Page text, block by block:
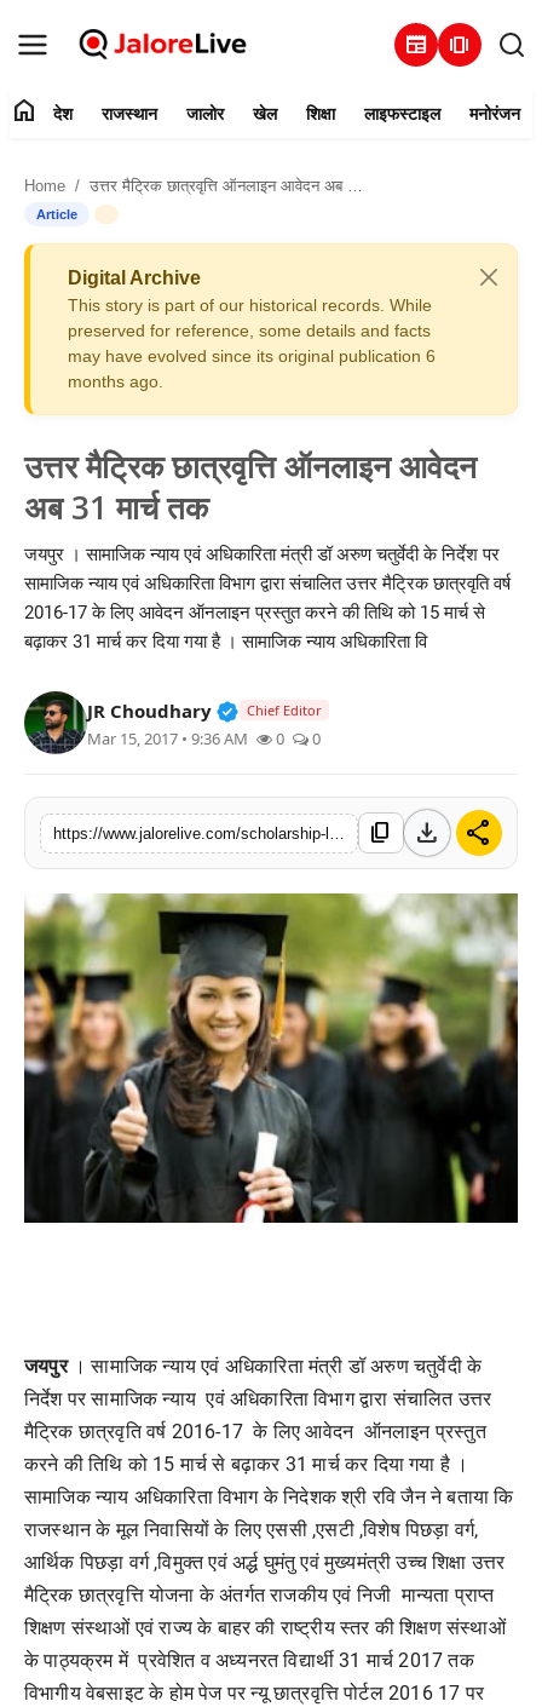
newspaper amp_stories
संपर्क करें
राजस्थान
खेल
शिक्षा
लाइफस्टाइल
मनोरंजन
तकनीक
विशेष
बिज़नेस
home देश राजस्थान जालोर खेल शिक्षा लाइफस्टाइल मनोरंजन
Home उत्तर मैट्रिक छात्रवृत्ति ऑनलाइन आवेदन अब 31 मार्च तक
Article
Digital Archive
This story is part of our historical records. While
preserved for reference, some details and facts
may have evolved since its original publication 6
months ago.
उत्तर मैट्रिक छात्रवृत्ति ऑनलाइन आवेदन
अब 31 मार्च तक
जयपुर । सामाजिक न्याय एवं अधिकारिता मंत्री डॉ अरुण चतुर्वेदी के निर्देश पर
सामाजिक न्याय एवं अधिकारिता विभाग द्वारा संचालित उत्तर मैट्रिक छात्रवृति वर्ष
2016-17 के लिए आवेदन ऑनलाइन प्रस्तुत करने की तिथि को 15 मार्च से
बढ़ाकर 31 मार्च कर दिया गया है । सामाजिक न्याय अधिकारिता वि
JR Choudhary Verified Public Figure • 30 Mar,
Chief Editor
Mar 15, 2017 • 9:36 AM 0 0
content_copy download share
जयपुर । सामाजिक न्याय एवं अधिकारिता मंत्री डॉ अरुण चतुर्वेदी के
निर्देश पर सामाजिक न्याय एवं अधिकारिता विभाग द्वारा संचालित उत्तर
मैट्रिक छात्रवृति वर्ष 2016-17 के लिए आवेदन ऑनलाइन प्रस्तुत
करने की तिथि को 15 मार्च से बढ़ाकर 31 मार्च कर दिया गया है ।
सामाजिक न्याय अधिकारिता विभाग के निदेशक श्री रवि जैन ने बताया कि
राजस्थान के मूल निवासियों के लिए एससी ,एसटी ,विशेष पिछड़ा वर्ग,
आर्थिक पिछड़ा वर्ग ,विमुक्त एवं अर्द्ध घुमंतु एवं मुख्यमंत्री उच्च शिक्षा उत्तर
मैट्रिक छात्रवृत्ति योजना के अंतर्गत राजकीय एवं निजी मान्यता प्राप्त
शिक्षण संस्थाओं एवं राज्य के बाहर की राष्ट्रीय स्तर की शिक्षण संस्थाओं
के पाठ्यक्रम में प्रवेशित व अध्यनरत विद्यार्थी 31 मार्च 2017 तक
विभागीय वेबसाइट के होम पेज पर न्यू छात्रवृत्ति पोर्टल 2016 17 पर